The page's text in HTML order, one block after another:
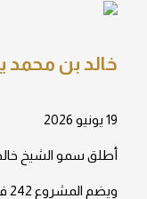
خالد بن
19 يونيو 2026
أطلق سمو الشيخ خالد
ويضم المشروع 242 فيلا سكنية للمواطنين، إلى جانب مرافق وخدمات متنوعة تخدم السكان.